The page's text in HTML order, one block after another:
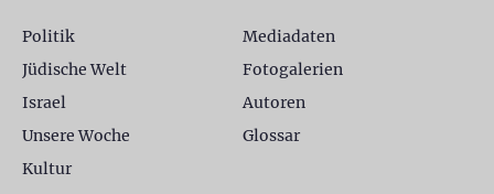
Politik
Jüdische Welt
Israel
Unsere Woche
Kultur
Mediadaten
Fotogalerien
Autoren
Glossar